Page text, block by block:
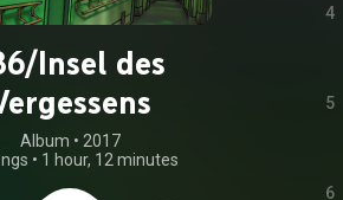
Insel des
Album • 2017
• 1 hour, 12 minutes
4
5
6